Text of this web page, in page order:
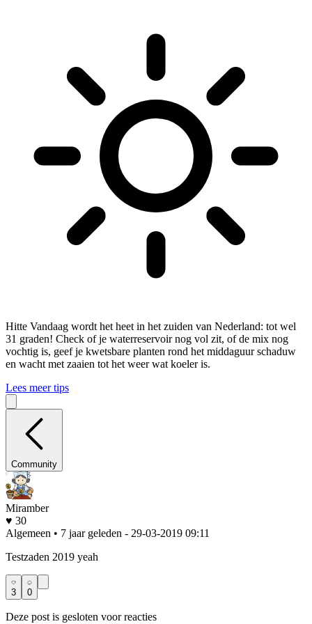
Hitte Vandaag wordt het heet in het zuiden van Nederland: tot wel
31 graden! Check of je waterreservoir nog vol zit, of de mix nog
vochtig is, geef je kwetsbare planten rond het middaguur schaduw
en wacht met zaaien tot het weer wat koeler is.
Lees meer tips
Community
Miramber
♥ 30
Algemeen • 7 jaar geleden - 29-03-2019 09:11
Testzaden 2019 yeah
3 0
Deze post is gesloten voor reacties